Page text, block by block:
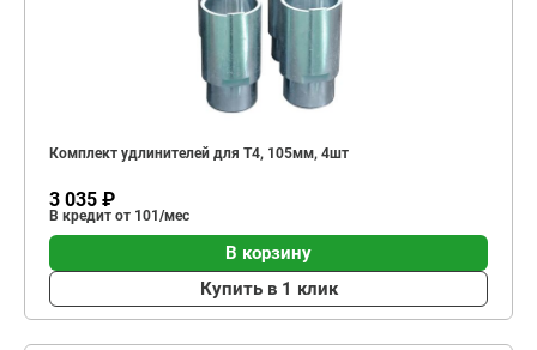
Комплект удлинителей для T4, 105мм, 4шт
3 035 ₽
В кредит от 101/мес
В корзину
Купить в 1 клик